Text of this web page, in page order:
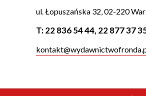
ul. Łopuszańska 32, 02-220
T:22 836 54 44, 22 877 37